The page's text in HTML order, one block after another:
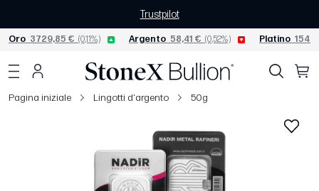
Trustpilot
Oro 3729,85 € (0,11%) Argento 58,41 € (0,52%) Platino
Pagina iniziale Lingotti d'argento 50g